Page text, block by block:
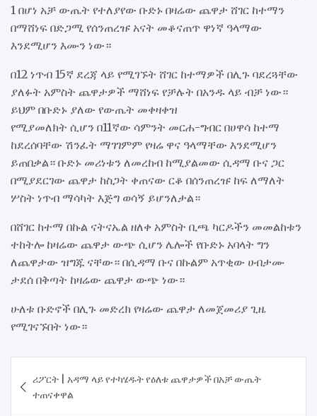
1 በሆነ አቻ ውጤት የተለያየው ቡድኑ በዛሬው ጨዋታ ሸገር ከተማን
በማሸነፍ በድጋሚ የሰንጠረዡ አናት መቆናጠጥ ዋነኛ ዓላማው
እንደሚሆን እሙን ነው።
በ12 ነጥብ 15ኛ ደረጃ ላይ የሚገኙት ሸገር ከተማዎች በሊጉ ባደረጓቸው
ያለፉት አምስት ጨዋታዎች ማሸነፍ የቻሉት በአንዱ ላይ ብቻ ነው።
ይህም በቡድኑ ያለው የውጤት መቀዛቀዝ
የሚያመለክት ሲሆን በ11ኛው ሳምንት መርሐ-ግብር በሀዋሳ ከተማ
ከደረሰባቸው ሽንፈት ማገገምም የዛሬ ዋና ዓላማቸው እንደሚሆን
ይጠበቃል። ቡድኑ መሪነቱን ለመረከብ ከሚያልመው ሲዳማ ቡና ጋር
በሚያደርገው ጨዋታ ከስጋት ቀጠናው ርቆ በሰንጠረዡ ከፍ ለማለት
ሦስት ነጥብ ማሳካት እጅግ ወሳኝ ይሆንለታል።
በሸገር ከተማ በኩል ናትናኤል ዘለቀ አምስት ቢጫ ካርዶችን መመልከቱን
ተከትሎ ከዛሬው ጨዋታ ውጭ ሲሆን ሌሎች የቡድኑ አባላት ግን
ለጨዋታው ዝግጁ ናቸው። በሲዳማ ቡና በኩልም አጥቂው ሀብታሙ
ታደሰ በቅጣት ከዛሬው ጨዋታ ውጭ ነው።
ሁለቱ ቡድኖች በሊጉ መድረክ የዛሬው ጨዋታ ለመጀመሪያ ጊዜ
የሚገናኙበት ነው።
navigation
ሪፖርት | አዳማ ላይ የተካሄዱት የዕለቱ ጨዋታዎች በአቻ ውጤት
ተጠናቀዋል